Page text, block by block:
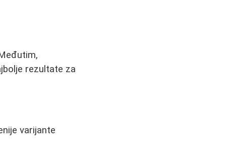
rezultate za
varijante